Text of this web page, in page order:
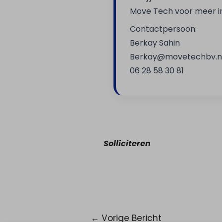
Move Tech voor meer
Contactpersoon:
Berkay Sahin
06 28 58 30 81
Solliciteren
← Vorige Bericht